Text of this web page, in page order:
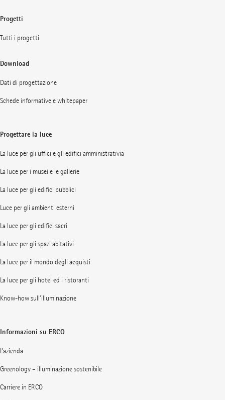
Progetti
Tutti i progetti
Download
Dati di progettazione
Schede informative e whitepaper
Progettare la luce
La luce per gli uffici e gli edifici amministrativia
La luce per i musei e le gallerie
La luce per gli edifici pubblici
Luce per gli ambienti esterni
La luce per gli edifici sacri
La luce per gli spazi abitativi
La luce per il mondo degli acquisti
La luce per gli hotel ed i ristoranti
Know-how sull’illuminazione
Informazioni su ERCO
L’azienda
Greenology – illuminazione sostenibile
Carriere in ERCO